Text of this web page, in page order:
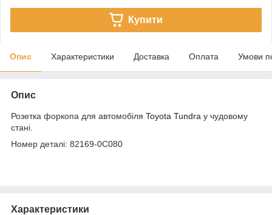
Купити
Опис Характеристики Доставка Оплата Умови
Опис
Розетка форкопа для автомобіля Toyota Tundra у чудовому
стані.
Номер деталі: 82169-0C080
Характеристики